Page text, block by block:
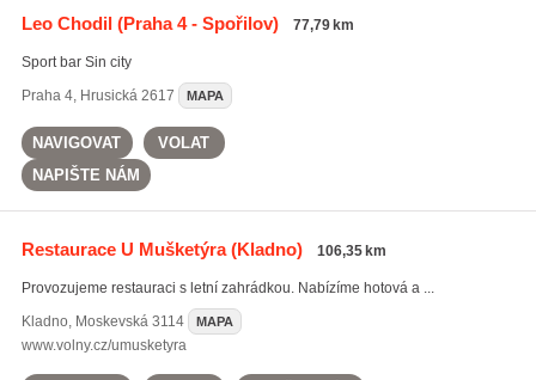
Leo Chodil(Praha 4 - Spořilov) 77,79 km
Sport bar Sin city
Praha 4, Hrusická 2617 MAPA
NAVIGOVAT
VOLAT
NAPIŠTE NÁM
Restaurace U Mušketýra(Kladno) 106,35 km
Provozujeme restauraci s letní zahrádkou. Nabízíme hotová a ...
Kladno, Moskevská 3114 MAPA
www.volny.cz/umusketyra